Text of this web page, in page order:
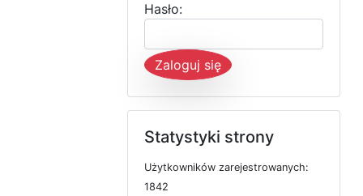
Hasło:
Zaloguj się
Statystyki strony
Użytkowników zarejestrowanych:
1842